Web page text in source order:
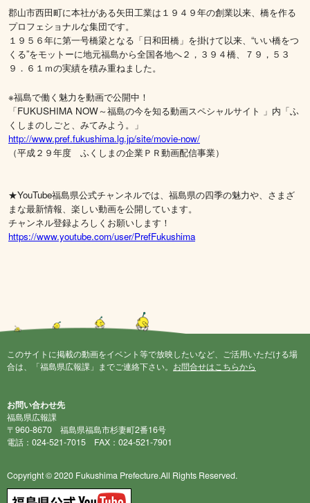
郡山市西田町に本社がある矢田工業は１９４９年の創業以来、橋を作る
プロフェショナルな集団です。
１９５６年に第一号橋梁となる「日和田橋」を掛けて以来、“いい橋をつ
くる”をモットーに地元福島から全国各地へ２，３９４橋、７９，５３
９．６１ｍの実績を積み重ねました。
※福島で働く魅力を動画で公開中！
「FUKUSHIMA NOW～福島の今を知る動画スペシャルサイト 」内「ふ
くしまのしごと、みてみよう。」
http://www.pref.fukushima.lg.jp/site/movie-now/
（平成２９年度 ふくしまの企業ＰＲ動画配信事業）
★YouTube福島県公式チャンネルでは、福島県の四季の魅力や、さまざ
まな最新情報、楽しい動画を公開しています。
チャンネル登録よろしくお願いします！
https://www.youtube.com/user/PrefFukushima
このサイトに掲載の動画をイベント等で放映したいなど、ご活用いただける場
合は、「福島県広報課」までご連絡下さい。 お問合せはこちらから
お問い合わせ先
福島県広報課
〒960-8670 福島県福島市杉妻町2番16号
電話：024-521-7015 FAX：024-521-7901
Copyright © 2020 Fukushima Prefecture.All Rights Reserved.